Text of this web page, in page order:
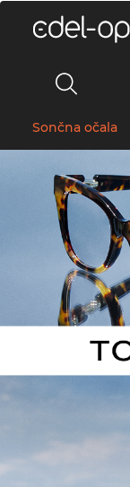
Sončna očala